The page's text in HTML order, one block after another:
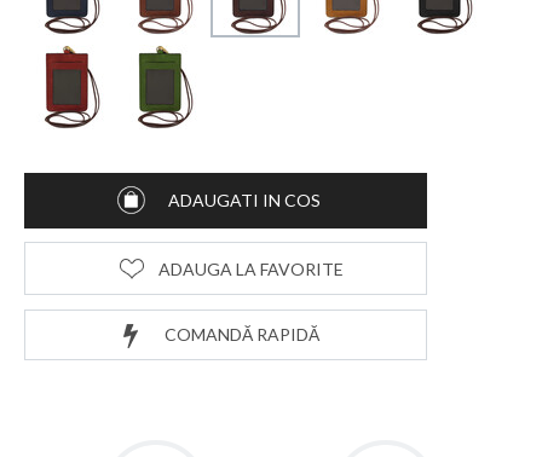
ADAUGATI IN COS
COMANDĂ RAPIDĂ
ADAUGA LA FAVORITE